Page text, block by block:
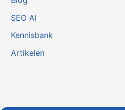
SEO AI
Kennisbank
Artikelen